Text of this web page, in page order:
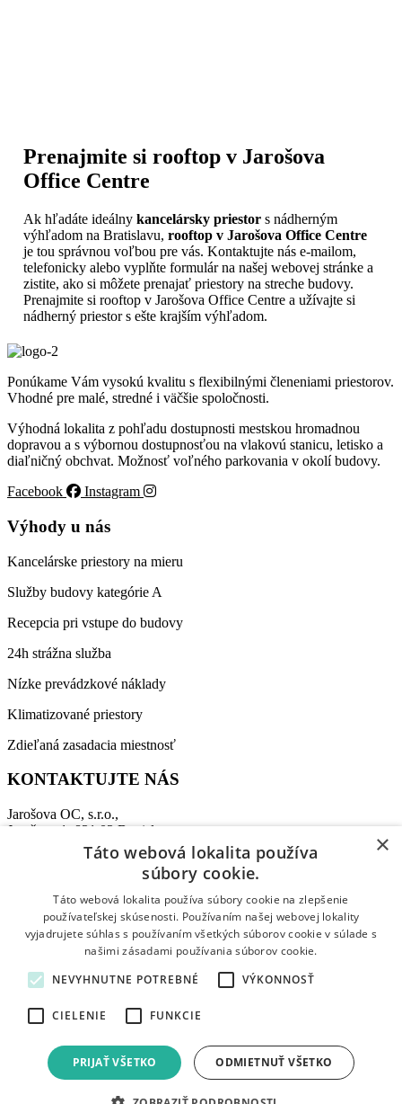
Prenajmite si rooftop v Jarošova
Office Centre
Ak hľadáte ideálny kancelársky priestor s nádherným
výhľadom na Bratislavu, rooftop v Jarošova Office Centre
je tou správnou voľbou pre vás. Kontaktujte nás e-mailom,
telefonicky alebo vyplňte formulár na našej webovej stránke a
zistite, ako si môžete prenajať priestory na streche budovy.
Prenajmite si rooftop v Jarošova Office Centre a užívajte si
nádherný priestor s ešte krajším výhľadom.
Ponúkame Vám vysokú kvalitu s flexibilnými členeniami priestorov.
Vhodné pre malé, stredné i väčšie spoločnosti.
Výhodná lokalita z pohľadu dostupnosti mestskou hromadnou
dopravou a s výbornou dostupnosťou na vlakovú stanicu, letisko a
diaľničný obchvat. Možnosť voľného parkovania v okolí budovy.
Facebook
Instagram
Výhody u nás
Kancelárske priestory na mieru
Služby budovy kategórie A
Recepcia pri vstupe do budovy
24h strážna služba
Nízke prevádzkové náklady
Klimatizované priestory
Zdieľaná zasadacia miestnosť
KONTAKTUJTE NÁS
Jarošova OC, s.r.o.,
Jarošova 1, 831 03 Bratislava
+421 911 864 009
office@jarosovaoc.com
© 2026 Jarošova Office Centre. All rights reserved.
Shopping Basket
Slovenčina
×
Táto webová lokalita používa
súbory cookie.
Táto webová lokalita používa súbory cookie na zlepšenie
používateľskej skúsenosti. Používaním našej webovej lokality
vyjadrujete súhlas s používaním všetkých súborov cookie v súlade s
našimi zásadami používania súborov cookie.
NEVYHNUTNE POTREBNÉ
VÝKONNOSŤ
CIELENIE FUNKCIE
PRIJAŤ VŠETKO ODMIETNUŤ VŠETKO